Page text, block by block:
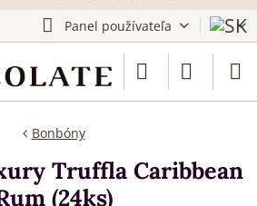
Panel používateľa
Bonbóny
Truffla Caribbean
(24ks)